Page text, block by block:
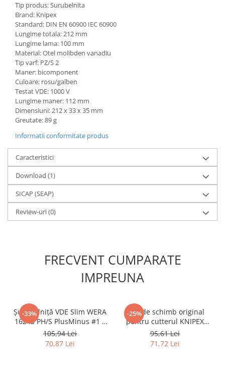
Tip produs: Surubelnita
Brand: Knipex
Standard: DIN EN 60900 IEC 60900
Lungime totala: 212 mm
Lungime lama: 100 mm
Material: Otel molibden vanadiu
Tip varf: PZ/S 2
Maner: bicomponent
Culoare: rosu/galben
Testat VDE: 1000 V
Lungime maner: 112 mm
Dimensiuni: 212 x 33 x 35 mm
Greutate: 89 g
Informatii conformitate produs
Caracteristici
Download (1)
SICAP (SEAP)
Review-uri(0)
FRECVENT CUMPARATE
IMPREUNA
-33%
Șurubelniță VDE Slim WERA
162 iS PH/S PlusMinus #1 x
80 mm pentru borne
înguste și aparataj modular
105,94 Lei
70,87 Lei
-25%
Disc de schimb original
pentru cutterul KNIPEX
TubiX 90 31 03 BK, pentru
tevi din cupru, alama si otel
95,61 Lei
71,72 Lei